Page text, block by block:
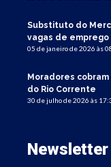
Substituto do
vagas de emprego
05 de janeiro de 2026 às
Moradores
do Rio Corrente
30 de julho de 2026 às
Newsletter